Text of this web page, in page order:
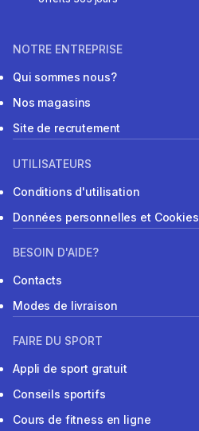
NOTRE ENTREPRISE
Qui sommes nous?
Nos magasins
Site de recrutement
UTILISATEURS
Conditions d'utilisation
Données personnelles et Cookies
BESOIN D'AIDE?
Contacts
Modes de livraison
FAIRE DU SPORT
Appli de sport gratuit
Conseils sportifs
Cours de fitness en ligne